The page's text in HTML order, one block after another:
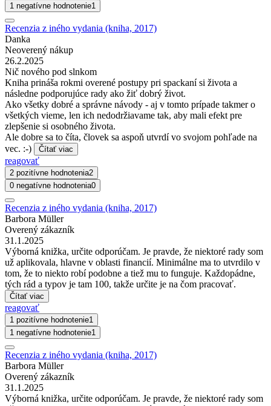
1 negatívne hodnotenie1
Recenzia z iného vydania (kniha, 2017)
Danka
Neoverený nákup
26.2.2025
Nič nového pod slnkom
Kniha prináša rokmi overené postupy pri spackaní si života a
následne podporujúce rady ako žiť dobrý život.
Ako všetky dobré a správne návody - aj v tomto prípade takmer o
všetkých vieme, len ich nedodržiavame tak, aby mali efekt pre
zlepšenie si osobného života.
Ale dobre sa to číta, človek sa aspoň utvrdí vo svojom pohľade na
vec. :-)
Čítať viac
reagovať
2 pozitívne hodnotenia2
0 negatívne hodnotenia0
Recenzia z iného vydania (kniha, 2017)
Barbora Müller
Overený zákazník
31.1.2025
Výborná knižka, určite odporúčam. Je pravde, že niektoré rady som
už aplikovala, hlavne v oblasti financií. Minimálne ma to utvrdilo v
tom, že to niekto robí podobne a tiež mu to funguje. Každopádne,
tých rád a typov je tam 100, takže určite je na čom pracovať.
Čítať viac
reagovať
1 pozitívne hodnotenie1
1 negatívne hodnotenie1
Recenzia z iného vydania (kniha, 2017)
Barbora Müller
Overený zákazník
31.1.2025
Výborná knižka, určite odporúčam. Je pravde, že niektoré rady som